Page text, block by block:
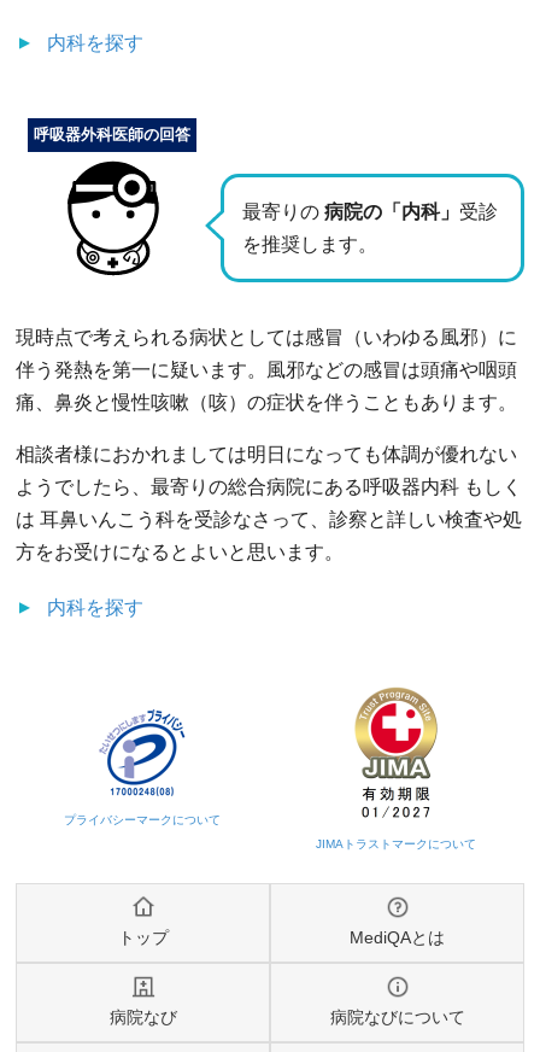
内科を探す
最寄りの 病院の「内科」 受診
を推奨します。
呼吸器外科医師の回答
現時点で考えられる病状としては感冒（いわゆる風邪）に
伴う発熱を第一に疑います。風邪などの感冒は頭痛や咽頭
痛、鼻炎と慢性咳嗽（咳）の症状を伴うこともあります。
相談者様におかれましては明日になっても体調が優れない
ようでしたら、最寄りの総合病院にある呼吸器内科 もしく
は 耳鼻いんこう科を受診なさって、診察と詳しい検査や処
方をお受けになるとよいと思います。
内科を探す
トップ MediQAとは
病院なび 病院なびについて